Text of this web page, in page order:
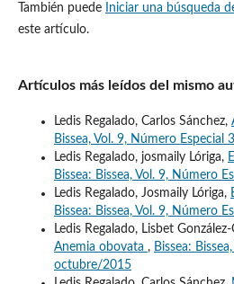
También puede Iniciar una búsqueda
este artículo.
Artículos más leídos del mismo
Ledis Regalado, Carlos Sánchez,
Bissea, Vol. 9, Número
Ledis Regalado, josmaily Lóriga,
Bissea: Bissea, Vol. 9, Número
Ledis Regalado, Josmaily Lóriga,
Bissea: Bissea, Vol. 9, Número
Ledis Regalado, Lisbet
Anemia obovata , Bissea:
octubre/2015